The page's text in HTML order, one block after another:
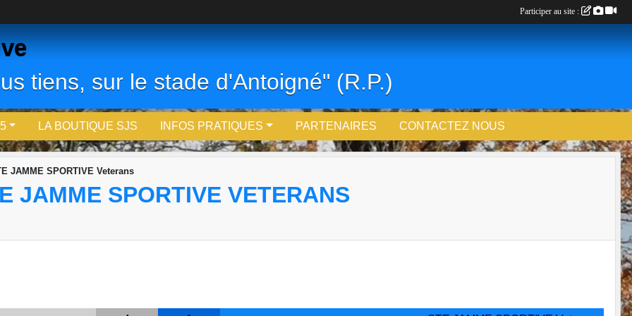
tiens, sur le stade d'Antoigné" (R.P.)
LA BOUTIQUE SJS INFOS PRATIQUES PARTENAIRES CONTACTEZ NOUS
JAMME SPORTIVE Veterans
JAMME SPORTIVE VETERANS
Participer au site :